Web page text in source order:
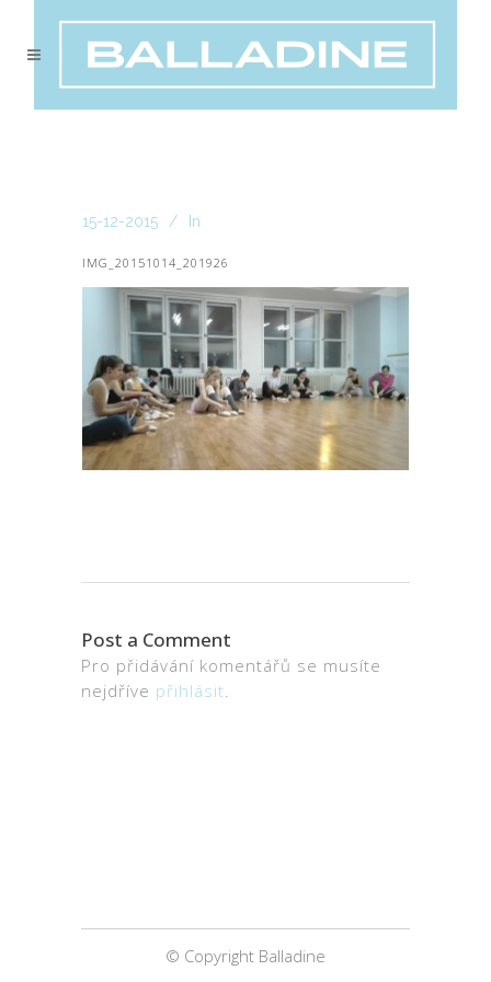
15-12-2015 In
IMG_20151014_201926
Post a Comment
Pro přidávání komentářů se musíte
nejdříve přihlásit
© Copyright Balladine